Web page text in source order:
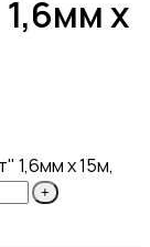
1,6мм х
1,6мм х 15м,